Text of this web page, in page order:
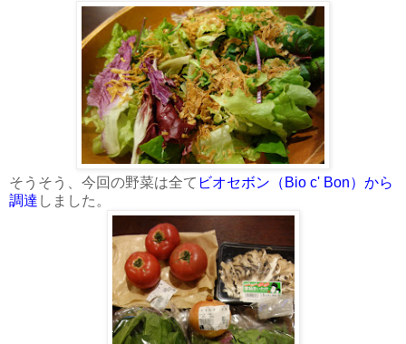
そうそう、今回の野菜は全て ビオセボン（Bio c' Bon）から
調達 しました。